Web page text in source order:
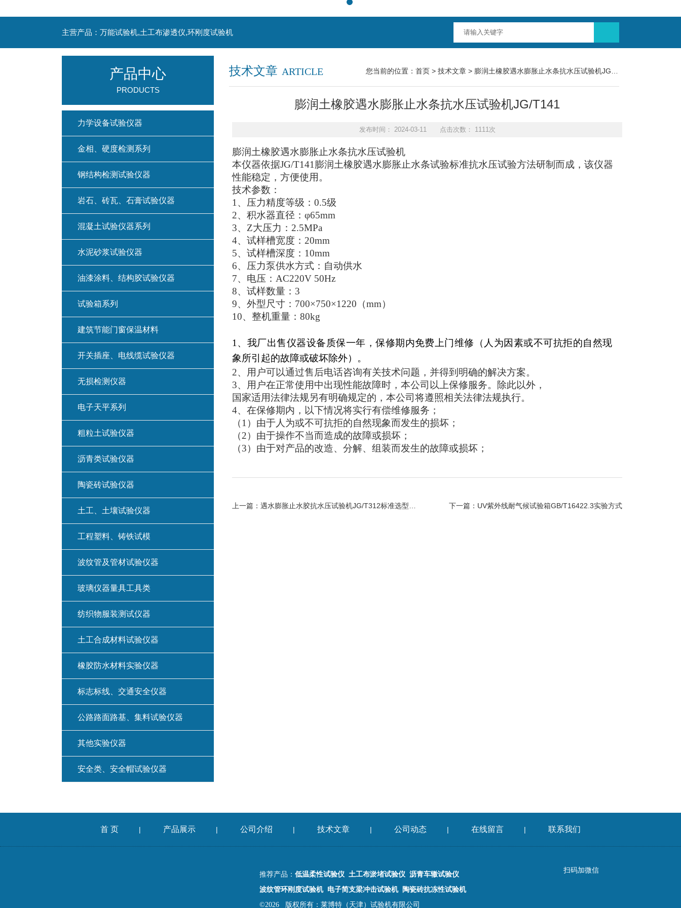
主营产品：万能试验机,土工布渗透仪,环刚度试验机
技术文章 ARTICLE 您当前的位置： 首页 > 技术文章 > 膨润土橡胶遇水膨胀止水条抗水压试验机JG/T141
膨润土橡胶遇水膨胀止水条抗水压试验机JG/T141
发布时间： 2024-03-11 点击次数： 1111次
膨润土橡胶遇水膨胀止水条抗水压试验机
本仪器依据JG/T141 膨润土橡胶遇水膨胀止水条试验标准抗水压试验方法研制而成，该仪器
性能稳定，方便使用。
技术参数：
1 、压力精度等级： 0.5级
2、积水器直径： φ65mm
3、 Z大压力： 2.5MPa
4、试样槽宽度： 20mm
5、试样槽深度： 10mm
6、压力泵供水方式：自动供水
7、电压： AC220V 50Hz
8、试样数量： 3
9、外型尺寸： 700×750×1220 （mm）
10、整机重量： 80kg
1 、我厂出售仪器设备质保一年，保修期内免费上门维修（人为因素或不可抗拒的自然现
象所引起的故障或破坏除外）。
2、用户可以通过售后电话咨询有关技术问题，并得到明确的解决方案。
3、用户在正常使用中出现性能故障时，本公司以上保修服务。除此以外，
国家适用法律法规另有明确规定的，本公司将遵照相关法律法规执行。
4、在保修期内，以下情况将实行有偿维修服务；
（1 ）由于人为或不可抗拒的自然现象而发生的损坏；
（2）由于操作不当而造成的故障或损坏；
（3）由于对产品的改造、分解、组装而发生的故障或损坏；
下一篇： UV紫外线耐气候试验箱GB/T16422.3实验方式
上一篇： 遇水膨胀止水胶抗水压试验机JG/T312标准选型介绍
产品中心
PRODUCTS
力学设备试验仪器
金相、硬度检测系列
钢结构检测试验仪器
岩石、砖瓦、石膏试验仪器
混凝土试验仪器系列
水泥砂浆试验仪器
油漆涂料、结构胶试验仪器
试验箱系列
建筑节能门窗保温材料
开关插座、电线缆试验仪器
无损检测仪器
电子天平系列
粗粒土试验仪器
沥青类试验仪器
陶瓷砖试验仪器
土工、土壤试验仪器
工程塑料、铸铁试模
波纹管及管材试验仪器
玻璃仪器量具工具类
纺织物服装测试仪器
土工合成材料试验仪器
橡胶防水材料实验仪器
标志标线、交通安全仪器
公路路面路基、集料试验仪器
其他实验仪器
安全类、安全帽试验仪器
首 页 | 产品展示 | 公司介绍 | 技术文章 | 公司动态 | 在线留言 | 联系我们
推荐产品： 低温柔性试验仪 土工布淤堵试验仪 沥青车辙试验仪
波纹管环刚度试验机 电子简支梁冲击试验机 陶瓷砖抗冻性试验机
©2026 版权所有：莱博特（天津）试验机有限公司
扫码加微信